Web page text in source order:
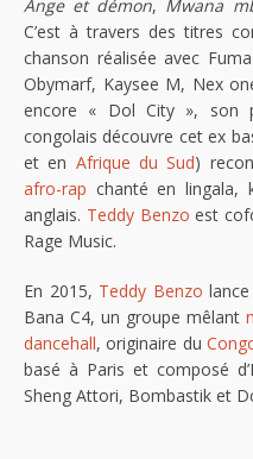
Ange et démon, Mwana
C’est à travers des titres
chanson réalisée avec
Obymarf, Kaysee M, Nex
encore « Dol City », son
congolais découvre cet ex
et en Afrique du Sud)
afro-rap chanté en lingala,
anglais. Teddy Benzo est
Rage Music.
En 2015, Teddy Benzo
Bana C4, un groupe mêlant
dancehall, originaire du
basé à Paris et composé
Sheng Attori, Bombastik et